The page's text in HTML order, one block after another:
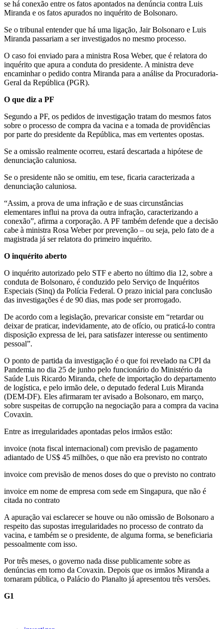
se há conexão entre os fatos apontados na denúncia contra Luis
Miranda e os fatos apurados no inquérito de Bolsonaro.
Se o tribunal entender que há uma ligação, Jair Bolsonaro e Luis
Miranda passariam a ser investigados no mesmo processo.
O caso foi enviado para a ministra Rosa Weber, que é relatora do
inquérito que apura a conduta do presidente. A ministra deve
encaminhar o pedido contra Miranda para a análise da Procuradoria-
Geral da República (PGR).
O que diz a PF
Segundo a PF, os pedidos de investigação tratam do mesmos fatos
sobre o processo de compra da vacina e a tomada de providências
por parte do presidente da República, mas em vertentes opostas.
Se a omissão realmente ocorreu, estará descartada a hipótese de
denunciação caluniosa.
Se o presidente não se omitiu, em tese, ficaria caracterizada a
denunciação caluniosa.
“Assim, a prova de uma infração e de suas circunstâncias
elementares influi na prova da outra infração, caracterizando a
conexão”, afirma a corporação. A PF também defende que a decisão
cabe à ministra Rosa Weber por prevenção – ou seja, pelo fato de a
magistrada já ser relatora do primeiro inquérito.
O inquérito aberto
O inquérito autorizado pelo STF e aberto no último dia 12, sobre a
conduta de Bolsonaro, é conduzido pelo Serviço de Inquéritos
Especiais (Sinq) da Polícia Federal. O prazo inicial para conclusão
das investigações é de 90 dias, mas pode ser prorrogado.
De acordo com a legislação, prevaricar consiste em “retardar ou
deixar de praticar, indevidamente, ato de ofício, ou praticá-lo contra
disposição expressa de lei, para satisfazer interesse ou sentimento
pessoal”.
O ponto de partida da investigação é o que foi revelado na CPI da
Pandemia no dia 25 de junho pelo funcionário do Ministério da
Saúde Luis Ricardo Miranda, chefe de importação do departamento
de logística, e pelo irmão dele, o deputado federal Luis Miranda
(DEM-DF). Eles afirmaram ter avisado a Bolsonaro, em março,
sobre suspeitas de corrupção na negociação para a compra da vacina
Covaxin.
Entre as irregularidades apontadas pelos irmãos estão:
invoice (nota fiscal internacional) com previsão de pagamento
adiantado de US$ 45 milhões, o que não era previsto no contrato
invoice com previsão de menos doses do que o previsto no contrato
invoice em nome de empresa com sede em Singapura, que não é
citada no contrato
A apuração vai esclarecer se houve ou não omissão de Bolsonaro a
respeito das supostas irregularidades no processo de contrato da
vacina, e também se o presidente, de alguma forma, se beneficiaria
pessoalmente com isso.
Por três meses, o governo nada disse publicamente sobre as
denúncias em torno da Covaxin. Depois que os irmãos Miranda a
tornaram pública, o Palácio do Planalto já apresentou três versões.
G1